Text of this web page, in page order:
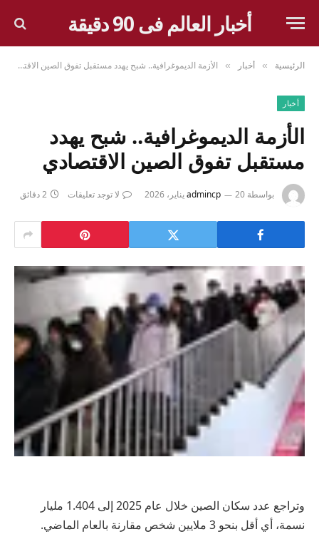
أخبار العالم فى 90 دقيقة
الرئيسية » أخبار » الأزمة الديموغرافية.. شبح يهدد مستقبل تفوق الصين الاقتصادي
أخبار
الأزمة الديموغرافية.. شبح يهدد
مستقبل تفوق الصين الاقتصادي
بواسطة admincp 20 يناير، 2026 لا توجد تعليقات 2 دقائق
وتراجع عدد سكان الصين خلال عام 2025 إلى 1.404 مليار
نسمة، أي أقل بنحو 3 ملايين شخص مقارنة بالعام الماضي.